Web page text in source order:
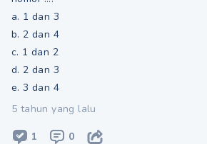
a. 1 dan 3
b. 2 dan 4
c. 1 dan 2
d. 2 dan 3
e. 3 dan 4
5 tahun yang lalu
1 0